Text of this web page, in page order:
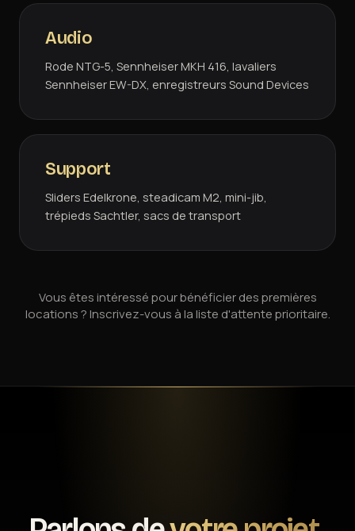
Audio
Rode NTG-5, Sennheiser MKH 416, lavaliers
Sennheiser EW-DX, enregistreurs Sound Devices
Support
Sliders Edelkrone, steadicam M2, mini-jib,
trépieds Sachtler, sacs de transport
Vous êtes intéressé pour bénéficier des premières
locations ? Inscrivez-vous à la liste d'attente prioritaire.